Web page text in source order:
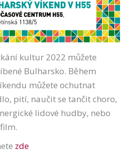
kultur 2022 můžete
Bulharsko. Během
můžete ochutnat
pití, naučit se tančit choro,
lidové hudby, nebo
zde